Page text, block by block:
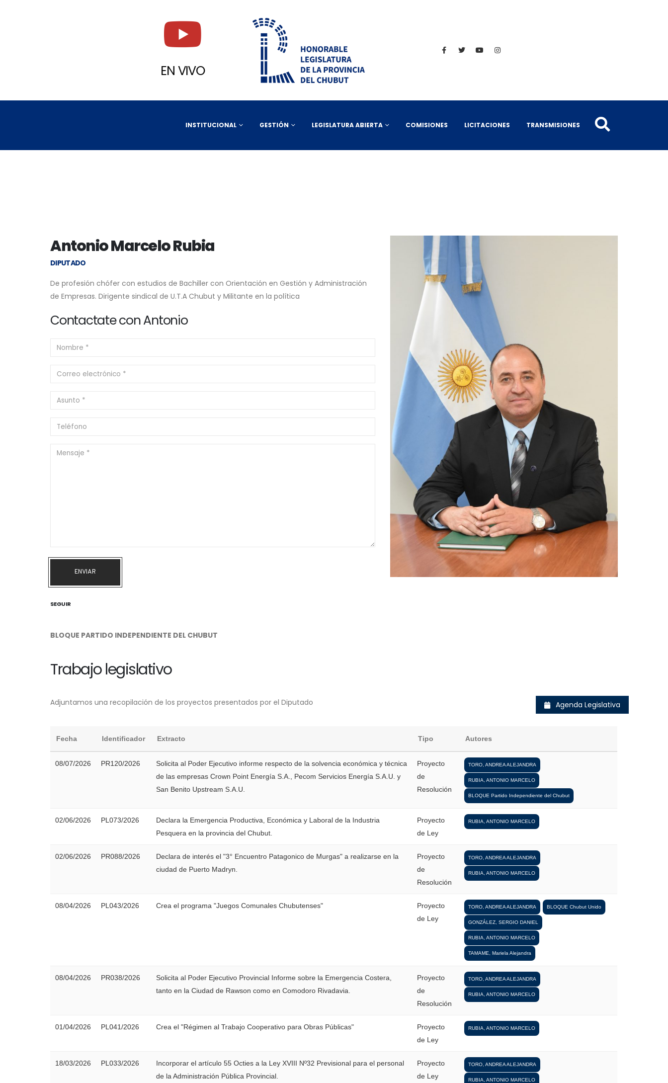
EN VIVO
INSTITUCIONAL GESTIÓN LEGISLATURA ABIERTA COMISIONES LICITACIONES TRANSMISIONES
Antonio Marcelo Rubia
DIPUTADO
De profesión chófer con estudios de Bachiller con Orientación en Gestión y Administración
de Empresas. Dirigente sindical de U.T.A Chubut y Militante en la política
Contactate con Antonio
ENVIAR
SEGUIR
BLOQUE PARTIDO INDEPENDIENTE DEL CHUBUT
Trabajo legislativo
Adjuntamos una recopilación de los proyectos presentados por el Diputado Agenda Legislativa
Fecha Identificador Extracto Tipo Autores
08/07/2026 PR120/2026
Solicita al Poder Ejecutivo informe respecto de la solvencia económica y técnica
de las empresas Crown Point Energía S.A., Pecom Servicios Energía S.A.U. y
San Benito Upstream S.A.U.
Proyecto
de
Resolución
TORO, ANDREA ALEJANDRA
RUBIA, ANTONIO MARCELO
BLOQUE Partido Independiente del Chubut
02/06/2026 PL073/2026
Declara la Emergencia Productiva, Económica y Laboral de la Industria
Pesquera en la provincia del Chubut.
Proyecto
de Ley
RUBIA, ANTONIO MARCELO
02/06/2026 PR088/2026
Declara de interés el "3° Encuentro Patagonico de Murgas" a realizarse en la
ciudad de Puerto Madryn.
Proyecto
de
Resolución
TORO, ANDREA ALEJANDRA
RUBIA, ANTONIO MARCELO
08/04/2026 PL043/2026 Crea el programa "Juegos Comunales Chubutenses"
Proyecto
de Ley
TORO, ANDREA ALEJANDRA BLOQUE Chubut Unido
GONZÁLEZ, SERGIO DANIEL
RUBIA, ANTONIO MARCELO
TAMAME, Mariela Alejandra
08/04/2026 PR038/2026
Solicita al Poder Ejecutivo Provincial Informe sobre la Emergencia Costera,
tanto en la Ciudad de Rawson como en Comodoro Rivadavia.
Proyecto
de
Resolución
TORO, ANDREA ALEJANDRA
RUBIA, ANTONIO MARCELO
01/04/2026 PL041/2026 Crea el "Régimen al Trabajo Cooperativo para Obras Públicas"
Proyecto
de Ley
RUBIA, ANTONIO MARCELO
18/03/2026 PL033/2026
Incorporar el artículo 55 Octies a la Ley XVIII Nº32 Previsional para el personal
de la Administración Pública Provincial.
Proyecto
de Ley
TORO, ANDREA ALEJANDRA
RUBIA, ANTONIO MARCELO